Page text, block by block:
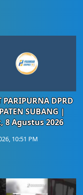
PARIPURNA DPRD
SUBANG |
8 Agustus 2026
10:51 PM